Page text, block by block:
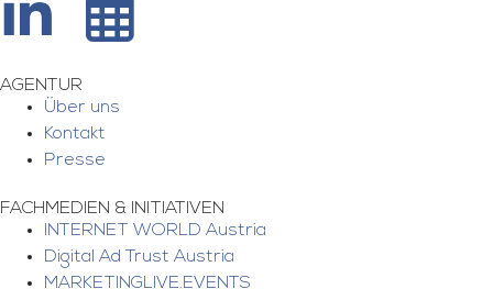
AGENTUR
Über uns
Kontakt
Presse
FACHMEDIEN & INITIATIVEN
INTERNET WORLD Austria
Digital Ad Trust Austria
MARKETINGLIVE.EVENTS